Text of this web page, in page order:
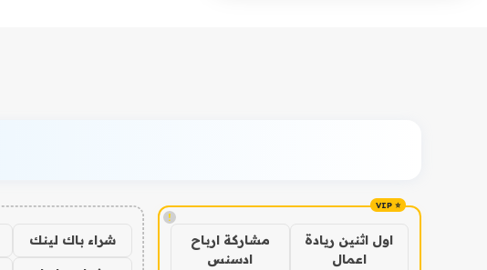
!
اول اثنين ريادة
اعمال
مشاركة ارباح
ادسنس
شراء باك لينك